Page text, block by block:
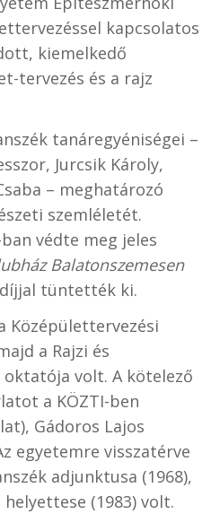
kapcsolatos
kiemelkedő
tervezés és a rajz
tanáregyéniségei –
Jurcsik Károly,
– meghatározó
szemléletét.
védte meg jeles
Balatonszemesen
tüntették ki.
Középülettervezési
a Rajzi és
volt. A kötelező
a KÖZTI-ben
Gádoros Lajos
egyetemre visszatérve
adjunktusa (1968),
(1983) volt.